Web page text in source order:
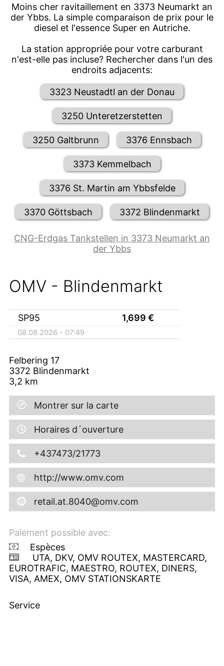
Moins cher ravitaillement en 3373 Neumarkt an
der Ybbs. La simple comparaison de prix pour le
diesel et l'essence Super en Autriche.
La station appropriée pour votre carburant
n'est-elle pas incluse? Rechercher dans l'un des
endroits adjacents:
3323 Neustadtl an der Donau
3250 Unteretzerstetten
3250 Galtbrunn 3376 Ennsbach
3373 Kemmelbach
3376 St. Martin am Ybbsfelde
3370 Göttsbach 3372 Blindenmarkt
CNG-Erdgas Tankstellen in 3373 Neumarkt an
der Ybbs
OMV - Blindenmarkt
SP95 1,699 €
08.08.2026 - 07:49
Felbering 17
3372 Blindenmarkt
3,2 km
Montrer sur la carte
Horaires d´ouverture
+437473/21773
http://www.omv.com
retail.at.8040@omv.com
Paiement possible avec:
Espèces
UTA, DKV, OMV ROUTEX, MASTERCARD,
EUROTRAFIC, MAESTRO, ROUTEX, DINERS,
VISA, AMEX, OMV STATIONSKARTE
Service